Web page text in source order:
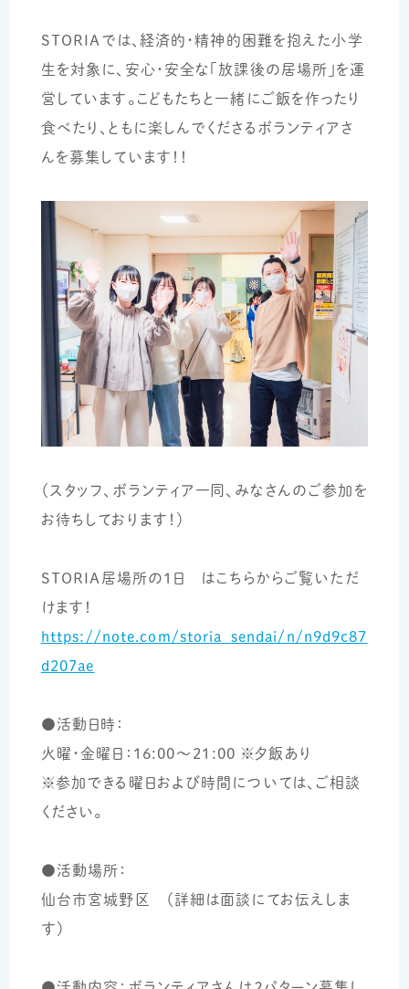
STORIAでは、経済的・精神的困難を抱えた小学
生を対象に、安心・安全な「放課後の居場所」を運
営しています。こどもたちと一緒にご飯を作ったり
食べたり、ともに楽しんでくださるボランティアさ
んを募集しています！！
（スタッフ、ボランティア一同、みなさんのご参加を
お待ちしております！）
STORIA居場所の1日 はこちらからご覧いただ
けます！
https://note.com/storia_sendai/n/n9d9c87
d207ae
●活動日時：
火曜・金曜日：16:00～21:00 ※夕飯あり
※参加できる曜日および時間については、ご相談
ください。
●活動場所：
仙台市宮城野区 （詳細は面談にてお伝えしま
す）